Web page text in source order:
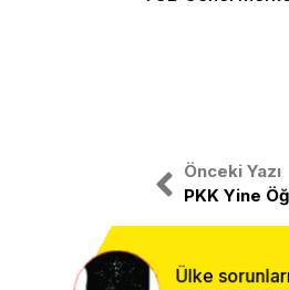
Önceki Yazı
PKK Yine
Ülke